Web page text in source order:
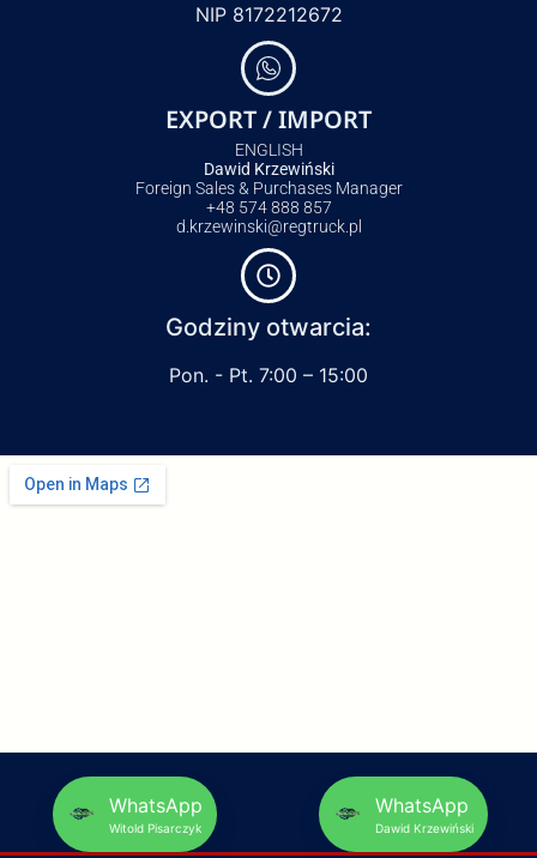
NIP 8172212672
EXPORT / IMPORT
ENGLISH
Dawid Krzewiński
Foreign Sales & Purchases Manager
+48 574 888 857
d.krzewinski@regtruck.pl
Godziny otwarcia:
Pon. - Pt. 7:00 – 15:00
WhatsApp
Witold Pisarczyk
WhatsApp
Dawid Krzewiński